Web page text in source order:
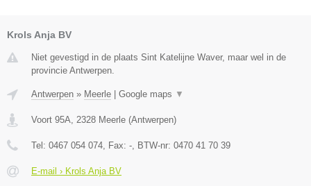
Krols Anja BV
Niet gevestigd in de plaats Sint Katelijne Waver, maar wel in de
provincie Antwerpen.
Antwerpen » Meerle Google maps ▼
Voort 95A 2328 Meerle (Antwerpen)
Tel: 0467 054 074 , Fax: - , BTW-nr: 0470 41 70 39
E-mail › Krols Anja BV